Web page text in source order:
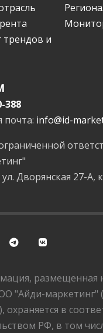
и
388
почта: info@id-
Дворянская 27-А,
размещенная
"Айди-маркетинг"
охраняется в
РФ, в том